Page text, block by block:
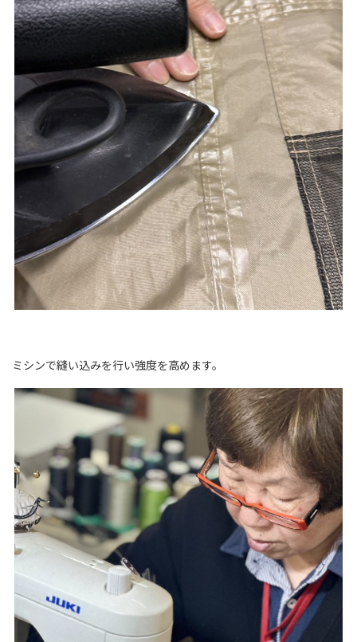
ミシンで縫い込みを行い強度を高めます。